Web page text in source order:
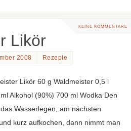
KEINE KOMMENTARE
Likör
2008 Rezepte
Likör 60 g Waldmeister 0,5 l
Alkohol (90%) 700 ml Wodka Den
Wasserlegen, am nächsten
kurz aufkochen, dann nimmt man